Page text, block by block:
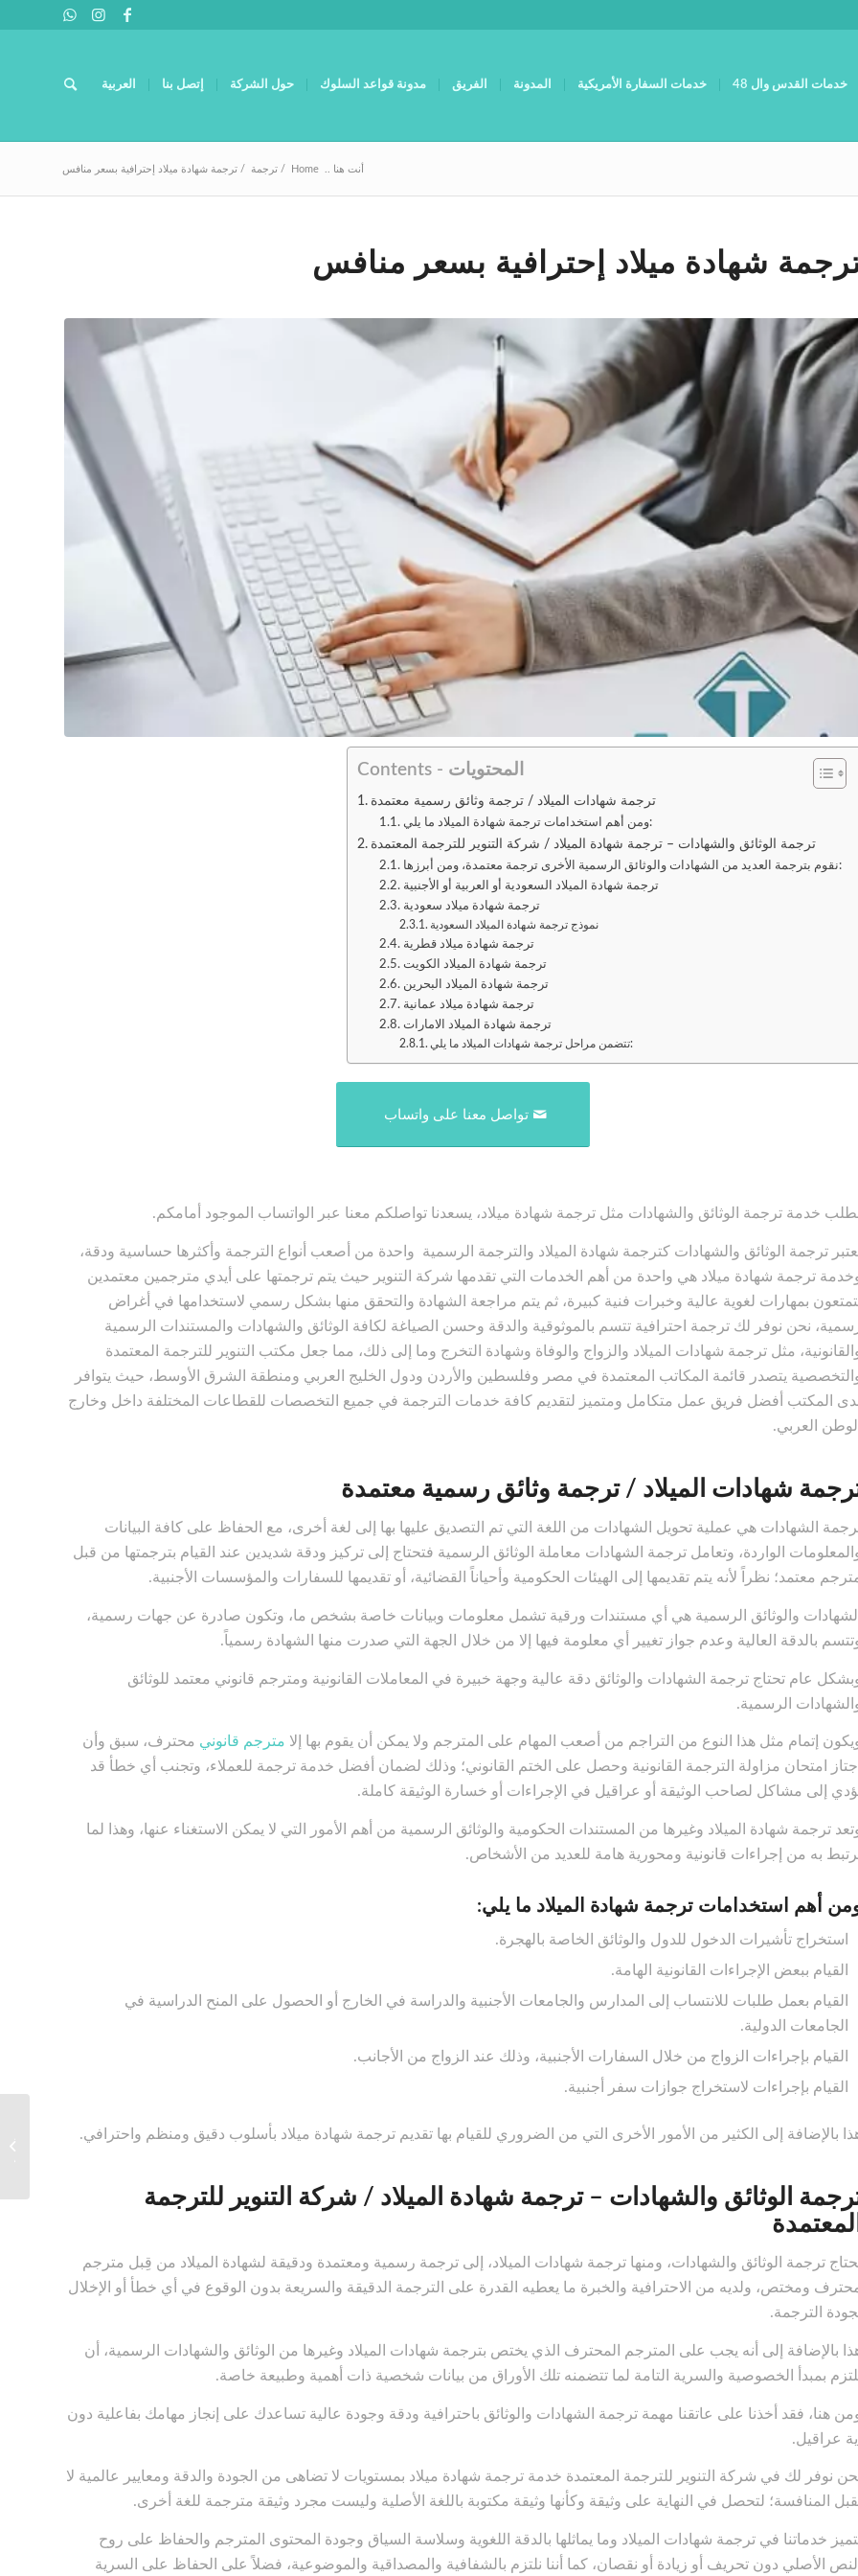
خدمات القدس وال 48 خدمات السفارة الأمريكية المدونة الفريق مدونة قواعد السلوك حول الشركة إتصل بنا العربية
أنت هنا .. Home
/ ترجمة / ترجمة شهادة ميلاد إحترافية بسعر منافس
شهادة ميلاد إحترافية بسعر منافس
Contents - المحتويات
ترجمة شهادات الميلاد / ترجمة وثائق رسمية معتمدة
ومن أهم استخدامات ترجمة شهادة الميلاد ما يلي:
ترجمة الوثائق والشهادات – ترجمة شهادة الميلاد / شركة التنوير للترجمة المعتمدة
نقوم بترجمة العديد من الشهادات والوثائق الرسمية الأخرى ترجمة معتمدة، ومن أبرزها:
ترجمة شهادة الميلاد السعودية أو العربية أو الأجنبية
ترجمة شهادة ميلاد سعودية
نموذج ترجمة شهادة الميلاد السعودية
ترجمة شهادة ميلاد قطرية
ترجمة شهادة الميلاد الكويت
ترجمة شهادة الميلاد البحرين
ترجمة شهادة ميلاد عمانية
ترجمة شهادة الميلاد الامارات
تتضمن مراحل ترجمة شهادات الميلاد ما يلي:
تواصل معنا على واتساب
خدمة ترجمة الوثائق والشهادات مثل ترجمة شهادة ميلاد، يسعدنا تواصلكم معنا عبر الواتساب الموجود أمامكم.
ترجمة الوثائق والشهادات كترجمة شهادة الميلاد والترجمة الرسمية واحدة من أصعب أنواع الترجمة وأكثرها حساسية ودقة،
ترجمة شهادة ميلاد هي واحدة من أهم الخدمات التي تقدمها شركة التنوير حيث يتم ترجمتها على أيدي مترجمين معتمدين
بمهارات لغوية عالية وخبرات فنية كبيرة، ثم يتم مراجعة الشهادة والتحقق منها بشكل رسمي لاستخدامها في أغراض
نحن نوفر لك ترجمة احترافية تتسم بالموثوقية والدقة وحسن الصياغة لكافة الوثائق والشهادات والمستندات الرسمية
مثل ترجمة شهادات الميلاد والزواج والوفاة وشهادة التخرج وما إلى ذلك، مما جعل مكتب التنوير للترجمة المعتمدة
يتصدر قائمة المكاتب المعتمدة في مصر وفلسطين والأردن ودول الخليج العربي ومنطقة الشرق الأوسط، حيث يتوافر
المكتب أفضل فريق عمل متكامل ومتميز لتقديم كافة خدمات الترجمة في جميع التخصصات للقطاعات المختلفة داخل وخارج
الوطن العربي.
شهادات الميلاد / ترجمة وثائق رسمية معتمدة
الشهادات هي عملية تحويل الشهادات من اللغة التي تم التصديق عليها بها إلى لغة أخرى، مع الحفاظ على كافة البيانات
الواردة، وتعامل ترجمة الشهادات معاملة الوثائق الرسمية فتحتاج إلى تركيز ودقة شديدين عند القيام بترجمتها من قبل
معتمد؛ نظراً لأنه يتم تقديمها إلى الهيئات الحكومية وأحياناً القضائية، أو تقديمها للسفارات والمؤسسات الأجنبية.
الشهادات والوثائق الرسمية هي أي مستندات ورقية تشمل معلومات وبيانات خاصة بشخص ما، وتكون صادرة عن جهات رسمية،
بالدقة العالية وعدم جواز تغيير أي معلومة فيها إلا من خلال الجهة التي صدرت منها الشهادة رسمياً.
عام تحتاج ترجمة الشهادات والوثائق دقة عالية وجهة خبيرة في المعاملات القانونية ومترجم قانوني معتمد للوثائق
الرسمية.
إتمام مثل هذا النوع من التراجم من أصعب المهام على المترجم ولا يمكن أن يقوم بها إلا مترجم قانوني محترف، سبق وأن
اجتاز امتحان مزاولة الترجمة القانونية وحصل على الختم القانوني؛ وذلك لضمان أفضل خدمة ترجمة للعملاء، وتجنب أي خطأ قد
إلى مشاكل لصاحب الوثيقة أو عراقيل في الإجراءات أو خسارة الوثيقة كاملة.
ترجمة شهادة الميلاد وغيرها من المستندات الحكومية والوثائق الرسمية من أهم الأمور التي لا يمكن الاستغناء عنها، وهذا لما
به من إجراءات قانونية ومحورية هامة للعديد من الأشخاص.
أهم استخدامات ترجمة شهادة الميلاد ما يلي:
استخراج تأشيرات الدخول للدول والوثائق الخاصة بالهجرة.
القيام ببعض الإجراءات القانونية الهامة.
القيام بعمل طلبات للانتساب إلى المدارس والجامعات الأجنبية والدراسة في الخارج أو الحصول على المنح الدراسية في
الجامعات الدولية.
القيام بإجراءات الزواج من خلال السفارات الأجنبية، وذلك عند الزواج من الأجانب.
القيام بإجراءات لاستخراج جوازات سفر أجنبية.
بالإضافة إلى الكثير من الأمور الأخرى التي من الضروري للقيام بها تقديم ترجمة شهادة ميلاد بأسلوب دقيق ومنظم واحترافي.
الوثائق والشهادات – ترجمة شهادة الميلاد / شركة التنوير للترجمة
المعتمدة
ترجمة الوثائق والشهادات، ومنها ترجمة شهادات الميلاد، إلى ترجمة رسمية ومعتمدة ودقيقة لشهادة الميلاد من قِبل مترجم
ومختص، ولديه من الاحترافية والخبرة ما يعطيه القدرة على الترجمة الدقيقة والسريعة بدون الوقوع في أي خطأ أو الإخلال
الترجمة.
بالإضافة إلى أنه يجب على المترجم المحترف الذي يختص بترجمة شهادات الميلاد وغيرها من الوثائق والشهادات الرسمية، أن
بمبدأ الخصوصية والسرية التامة لما تتضمنه تلك الأوراق من بيانات شخصية ذات أهمية وطبيعة خاصة.
هنا، فقد أخذنا على عاتقنا مهمة ترجمة الشهادات والوثائق باحترافية ودقة وجودة عالية تساعدك على إنجاز مهامك بفاعلية دون
أية عراقيل.
نوفر لك في شركة التنوير للترجمة المعتمدة خدمة ترجمة شهادة ميلاد بمستويات لا تضاهى من الجودة والدقة ومعايير عالمية لا
المنافسة؛ لتحصل في النهاية على وثيقة وكأنها وثيقة مكتوبة باللغة الأصلية وليست مجرد وثيقة مترجمة للغة أخرى.
خدماتنا في ترجمة شهادات الميلاد وما يماثلها بالدقة اللغوية وسلاسة السياق وجودة المحتوى المترجم والحفاظ على روح
النص الأصلي دون تحريف أو زيادة أو نقصان، كما أننا نلتزم بالشفافية والمصداقية والموضوعية، فضلاً على الحفاظ على السرية